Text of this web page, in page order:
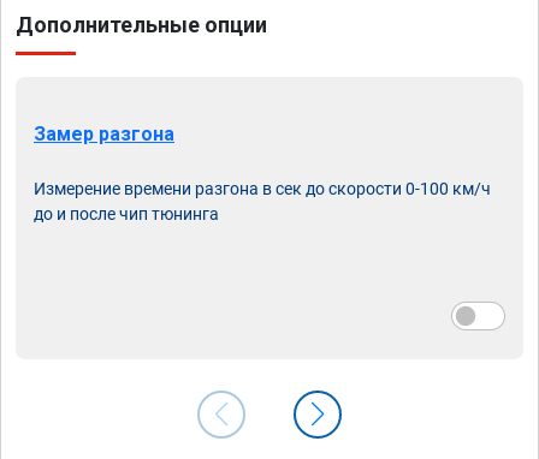
Дополнительные опции
Замер разгона
Измерение времени разгона в сек до скорости 0-100 км/ч
до и после чип тюнинга